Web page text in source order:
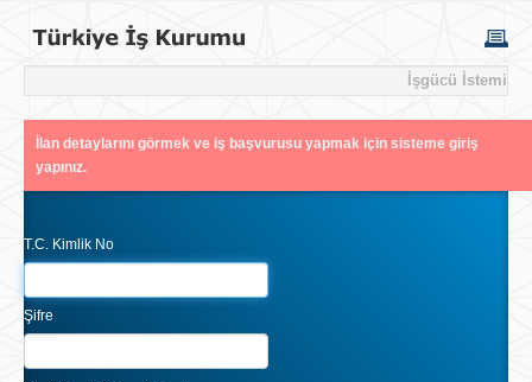
İşgücü İstemi
İlan detaylarını görmek ve iş başvurusu yapmak için sisteme giriş
yapınız.
T.C. Kimlik No
Şifre